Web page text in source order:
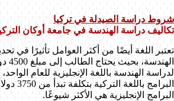
شروط دراسة الصيدلة في تركيا
تكاليف دراسة الهندسة في جامعة أوكان
تعتبر اللغة أيضًا من أكثر العوامل تأثيرًا في
لدراسة الهندسة باللغة الإنجليزية للعام
البرامج
البرامج الإنجليزية هي الأكثر شيوعًا.